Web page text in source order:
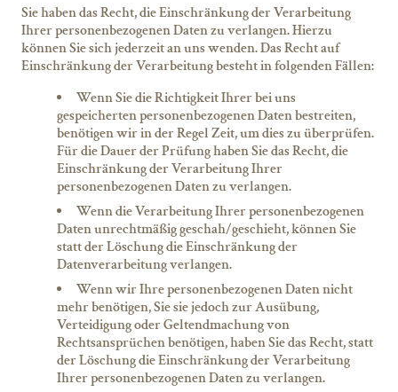
Sie haben das Recht, die Einschränkung der Verarbeitung
Ihrer personenbezogenen Daten zu verlangen. Hierzu
können Sie sich jederzeit an uns wenden. Das Recht auf
Einschränkung der Verarbeitung besteht in folgenden Fällen:
Wenn Sie die Richtigkeit Ihrer bei uns
gespeicherten personenbezogenen Daten bestreiten,
benötigen wir in der Regel Zeit, um dies zu überprüfen.
Für die Dauer der Prüfung haben Sie das Recht, die
Einschränkung der Verarbeitung Ihrer
personenbezogenen Daten zu verlangen.
Wenn die Verarbeitung Ihrer personenbezogenen
Daten unrechtmäßig geschah/geschieht, können Sie
statt der Löschung die Einschränkung der
Datenverarbeitung verlangen.
Wenn wir Ihre personenbezogenen Daten nicht
mehr benötigen, Sie sie jedoch zur Ausübung,
Verteidigung oder Geltendmachung von
Rechtsansprüchen benötigen, haben Sie das Recht, statt
der Löschung die Einschränkung der Verarbeitung
Ihrer personenbezogenen Daten zu verlangen.